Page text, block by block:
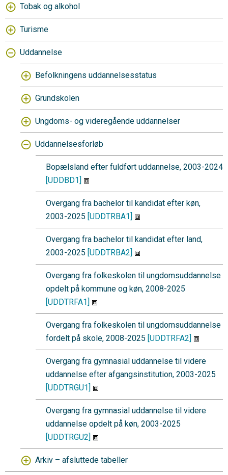
Tobak og alkohol
Turisme
Uddannelse
Befolkningens uddannelsesstatus
Grundskolen
Ungdoms- og videregående uddannelser
Uddannelsesforløb
Bopælsland efter fuldført uddannelse, 2003-2024
[UDDBD1]
Overgang fra bachelor til kandidat efter køn,
2003-2025 [UDDTRBA1]
Overgang fra bachelor til kandidat efter land,
2003-2025 [UDDTRBA2]
Overgang fra folkeskolen til ungdomsuddannelse
opdelt på kommune og køn, 2008-2025
[UDDTRFA1]
Overgang fra folkeskolen til ungdomsuddannelse
fordelt på skole, 2008-2025 [UDDTRFA2]
Overgang fra gymnasial uddannelse til videre
uddannelse efter afgangsinstitution, 2003-2025
[UDDTRGU1]
Overgang fra gymnasial uddannelse til videre
uddannelse opdelt på køn, 2003-2025
[UDDTRGU2]
Arkiv – afsluttede tabeller